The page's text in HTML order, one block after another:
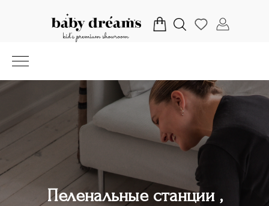
Пеленальные станции ,